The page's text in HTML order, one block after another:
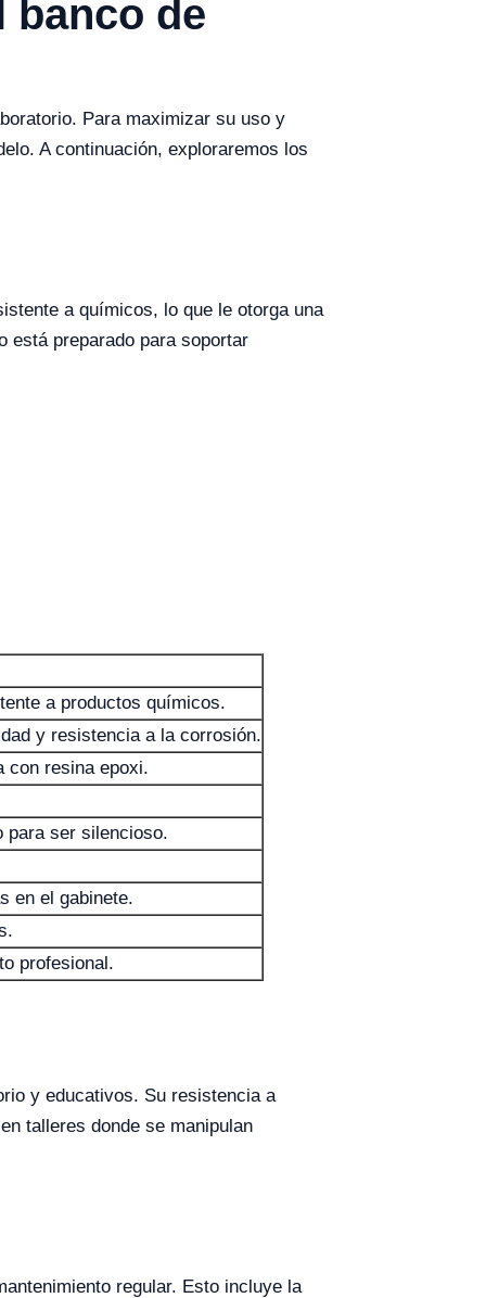
banco de
Para maximizar su uso y
A continuación, exploraremos los
a químicos, lo que le otorga una
está preparado para soportar
a productos químicos.
y resistencia a la corrosión.
con resina epoxi.
para ser silencioso.
en el gabinete.
profesional.
y educativos. Su resistencia a
talleres donde se manipulan
regular. Esto incluye la